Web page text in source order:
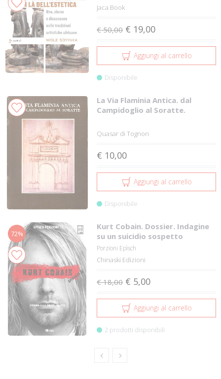
Jaca Book
€ 50,00 € 19,00
Aggiungi al carrello
Disponibile
La Via Flaminia Antica. dal
Campidoglio al Soratte.
Quasar di Tognon
€ 10,00
Aggiungi al carrello
Disponibile
72%
Kurt Cobain. Dossier. Indagine
su un suicidio sospetto
Porzioni Epìsch
Chinaski Edizioni
€ 18,00 € 5,00
Aggiungi al carrello
2 prodotti disponibili